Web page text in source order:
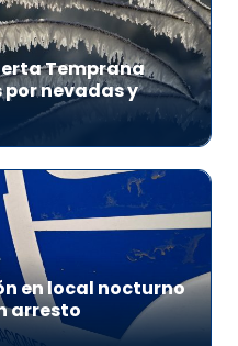
Temprana
por nevadas y
en local nocturno
arresto